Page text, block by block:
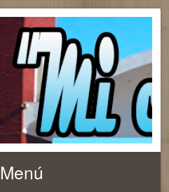
Menú